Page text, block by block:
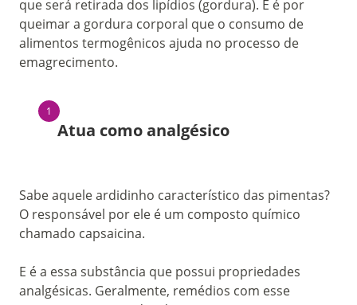
que será retirada dos lipídios (gordura). E é por
queimar a gordura corporal que o consumo de
alimentos termogênicos ajuda no processo de
emagrecimento.
Atua como analgésico
Sabe aquele ardidinho característico das pimentas?
O responsável por ele é um composto químico
chamado capsaicina.
E é a essa substância que possui propriedades
analgésicas. Geralmente, remédios com esse